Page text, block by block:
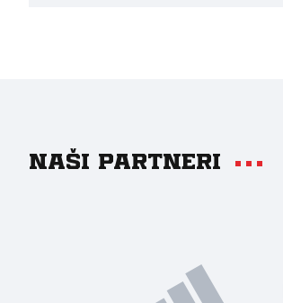
Naši partneri